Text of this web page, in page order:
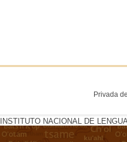
Privada
INSTITUTO NACIONAL DE